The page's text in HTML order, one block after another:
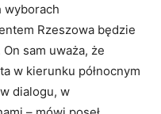
wyborach
Rzeszowa będzie
sam uważa, że
w kierunku północnym
dialogu, w